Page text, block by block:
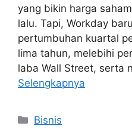
yang bikin harga
lalu. Tapi, Workday
pertumbuhan kuartal
lima tahun, melebihi
laba Wall Street, serta
Selengkapnya
Kategori
Bisnis